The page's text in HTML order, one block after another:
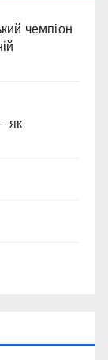
чемпіон
як